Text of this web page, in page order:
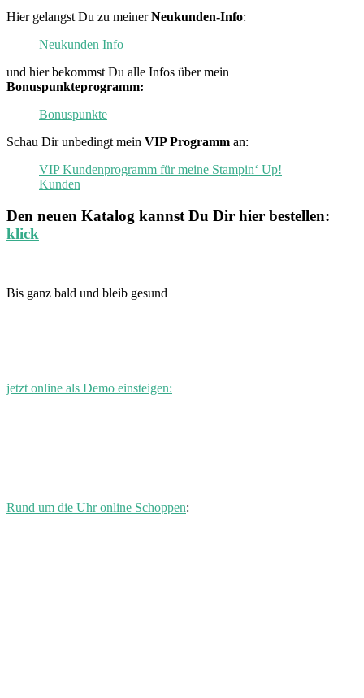
Hier gelangst Du zu meinerNeukunden-Info:
Neukunden Info
und hier bekommst Du alle Infos über mein
Bonuspunkteprogramm:
Bonuspunkte
Schau Dir unbedingt mein VIP Programm an:
VIP Kundenprogramm für meine Stampin‘ Up!
Kunden
Den neuen Katalog kannst Du Dir hier bestellen:
klick
Bis ganz bald und bleib gesund
jetzt online als Demo einsteigen:
Rund um die Uhr online Schoppen: